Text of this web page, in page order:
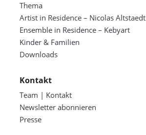
Thema
Artist in Residence – Nicolas Altstaedt
Ensemble in Residence – Kebyart
Kinder & Familien
Downloads
Kontakt
Team | Kontakt
Newsletter abonnieren
Presse